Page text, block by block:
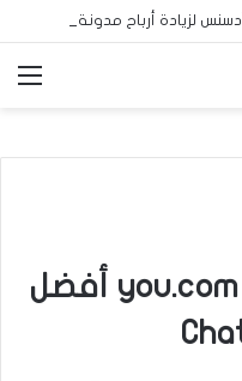
شرح بالصور لموقع you.com أفضل